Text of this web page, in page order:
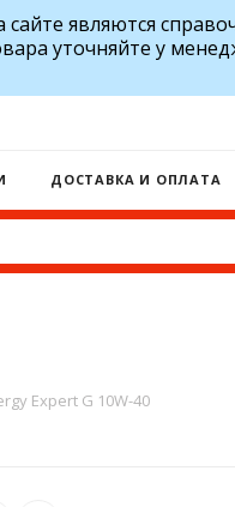
являются
уточняйте у
ДОСТАВКА И ОПЛАТА
Expert G 10W-40